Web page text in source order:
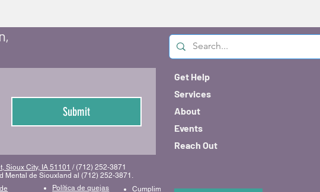
Submit
Sioux City, IA 51101 / (712) 252-3871
Mental de Siouxland al (712) 252-3871.
Política de quejas Cumplimiento y código de conducta
Get Help
Services
About
Events
Reach Out